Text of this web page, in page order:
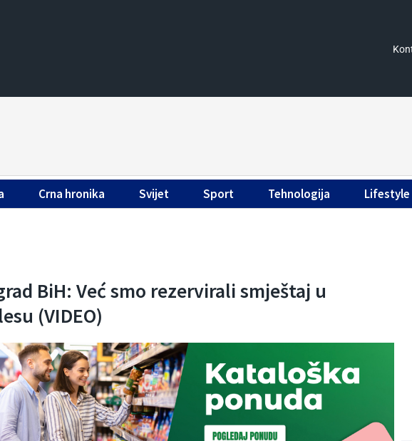
Crna hronika Svijet Sport Tehnologija Lifestyle
BiH: Već smo rezervirali smještaj u
(VIDEO)